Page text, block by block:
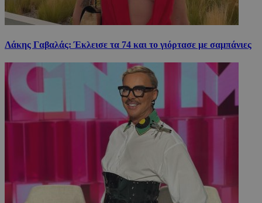
Λάκης Γαβαλάς: Έκλεισε τα 74 και το γιόρτασε με σαμπάνιες